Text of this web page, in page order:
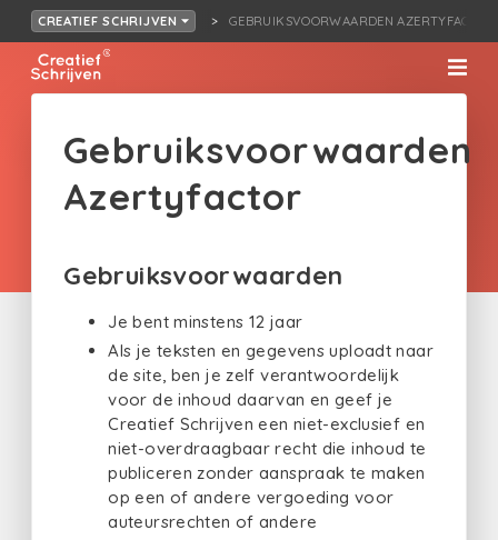
CREATIEF SCHRIJVEN GEBRUIKSVOORWAARDEN AZERTYFACTOR
Gebruiksvoorwaarden
Azertyfactor
Gebruiksvoorwaarden
Je bent minstens 12 jaar
Als je teksten en gegevens uploadt naar
de site, ben je zelf verantwoordelijk
voor de inhoud daarvan en geef je
Creatief Schrijven een niet-exclusief en
niet-overdraagbaar recht die inhoud te
publiceren zonder aanspraak te maken
op een of andere vergoeding voor
auteursrechten of andere